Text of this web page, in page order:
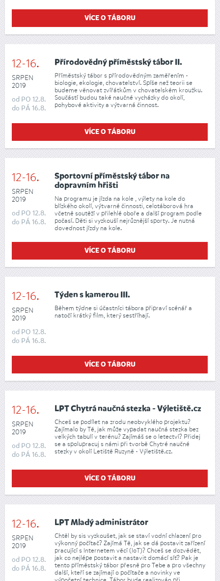
VÍCE O TÁBORU
12-16.
SRPEN
2019
od PO 12.8.
do PÁ 16.8.
Přírodovědný příměstský tábor II.
Příměstský tábor s přírodovědným zaměřením -
biologie, ekologie, chovatelství. Spíše než teorii se
budeme věnovat zvířátkům v chovatelském kroužku.
Součástí budou také naučné vycházky do okolí,
pohybové aktivity a výtvarná činnost.
VÍCE O TÁBORU
12-16.
SRPEN
2019
od PO 12.8.
do PÁ 16.8.
Sportovní příměstský tábor na
dopravním hřišti
Na programu je jízda na kole , výlety na kole do
blízkého okolí, výtvarné činnosti, celotáborová hra
včetně soutěží v přilehlé oboře a další program podle
počasí. Děti si vyzkouší nejrůznější sporty. Je nutná
dovednost jízdy na kole.
VÍCE O TÁBORU
12-16.
SRPEN
2019
od PO 12.8.
do PÁ 16.8.
Týden s kamerou III.
Během týdne si účastníci tábora připraví scénář a
natočí krátký film, který sestříhají.
VÍCE O TÁBORU
12-16.
SRPEN
2019
od PO 12.8.
do PÁ 16.8.
LPT Chytrá naučná stezka - Výletiště.cz
Chceš se podílet na zrodu neobvyklého projektu?
Zajímalo by Tě, jak může vypadat naučná stezka bez
velkých tabulí v terénu? Zajímáš se o letectví? Přidej
se a spolupracuj s námi při tvorbě Chytré naučné
stezky v okolí Letiště Ruzyně - Výletiště.cz.
VÍCE O TÁBORU
12-16.
SRPEN
2019
od PO 12.8.
do PÁ 16.8.
LPT Mladý administrátor
Chtěl by sis vyzkoušet, jak se staví vodní chlazení pro
výkonný počítač? Zajímá Tě, jak se dá postavit zařízení
pracující s Internetem věcí (IoT)? Chceš se dozvědět,
jak co nejlépe postavit a nastavit domácí síť? Pak je
tento příměstský tábor přesně pro Tebe a pro všechny
další, kteří se zajímají o počítače a novinky ve